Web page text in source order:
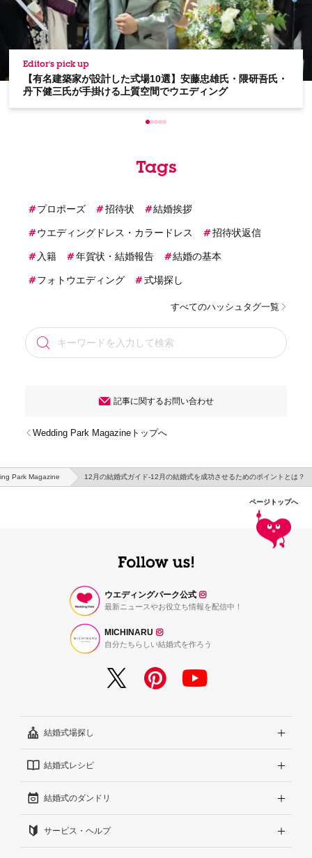
Editor's pick up
【有名建築家が設計した式場10選】安藤忠雄氏・隈研吾氏・
丹下健三氏が手掛ける上質空間でウエディング
Tags
プロポーズ 招待状 結婚挨拶
ウエディングドレス・カラードレス 招待状返信
入籍 年賀状・結婚報告 結婚の基本
フォトウエディング 式場探し
すべてのハッシュタグ一覧
記事に関するお問い合わせ
Wedding Park Magazineトップへ
Park Magazine 12月の結婚式ガイド-12月の結婚式を成功させるためのポイントとは？
ページトップへ
ウエディングパーク公式
最新ニュースやお役立ち情報を配信中！
MICHINARU
自分たちらしい結婚式を作ろう
結婚式場探し
エリアから探す
こだわりから探す
雰囲気から探す
結婚式レシピ
結婚式準備レポート『ハナレポ』
結婚式当日の動画『ムビレポ』
結婚式のダンドリ
結婚準備ガイド
サービス・ヘルプ